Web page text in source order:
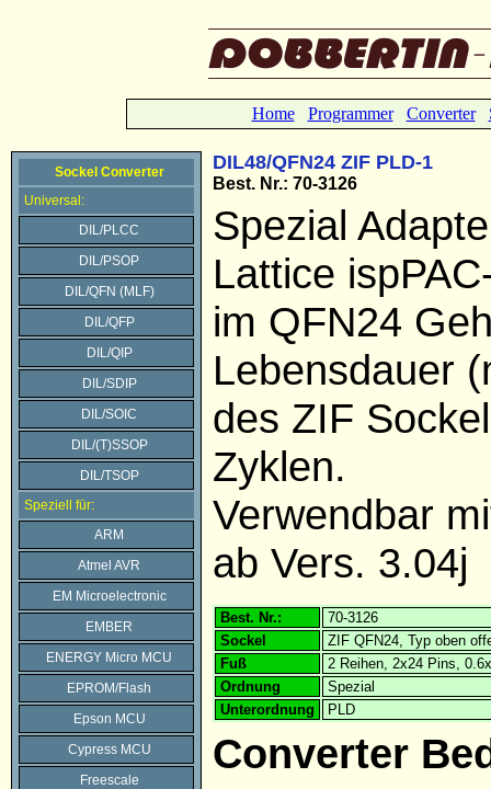
Home Programmer Converter
Sockel Converter
Universal:
DIL/PLCC
DIL/PSOP
DIL/QFN (MLF)
DIL/QFP
DIL/QIP
DIL/SDIP
DIL/SOIC
DIL/(T)SSOP
DIL/TSOP
Speziell für:
ARM
Atmel AVR
EM Microelectronic
EMBER
ENERGY Micro MCU
EPROM/Flash
Epson MCU
Cypress MCU
Freescale
DIL48/QFN24 ZIF PLD-1
Best. Nr.: 70-3126
Spezial
Lattice
im QFN24
Lebensdauer
des ZIF
Zyklen.
Verwendbar
ab Vers. 3.04j
Best. Nr.:
70-3126
Sockel
ZIF QFN24, Typ oben
Fuß
2 Reihen, 2x24 Pins,
Ordnung
Spezial
Unterordnung
PLD
Converter